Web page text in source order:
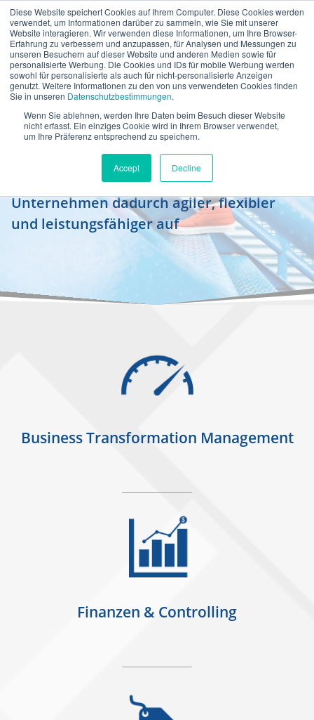
Diese Website speichert Cookies auf Ihrem Computer. Diese Cookies werden
verwendet, um Informationen darüber zu sammeln, wie Sie mit unserer
Website interagieren. Wir verwenden diese Informationen, um Ihre Browser-
Erfahrung zu verbessern und anzupassen, für Analysen und Messungen zu
unseren Besuchern auf dieser Website und anderen Medien sowie für
personalisierte Werbung. Die Cookies und IDs für mobile Werbung werden
sowohl für personalisierte als auch für nicht-personalisierte Anzeigen
genutzt. Weitere Informationen zu den von uns verwendeten Cookies finden
Sie in unseren Datenschutzbestimmungen.
Wenn Sie ablehnen, werden Ihre Daten beim Besuch dieser Website
nicht erfasst. Ein einziges Cookie wird in Ihrem Browser verwendet,
um Ihre Präferenz entsprechend zu speichern.
Accept Decline
de
Enterprise Process Management
Steuern Sie Ihre Geschäftsprozesse
ganzheitlich und stellen Sie Ihr
Unternehmen dadurch agiler, flexibler
und leistungsfähiger auf
Business Transformation Management
Finanzen & Controlling